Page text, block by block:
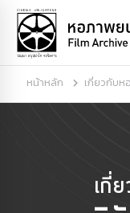
หน้าหลัก เกี่ยวกับ
เกี่